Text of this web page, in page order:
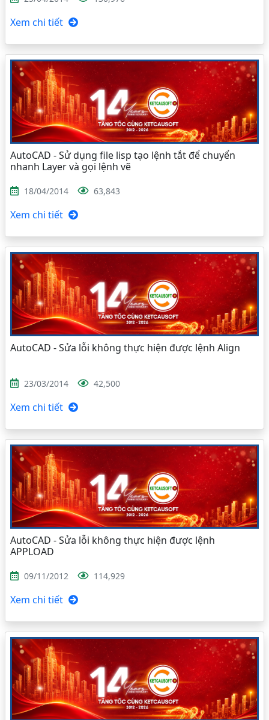
Xem chi tiết
AutoCAD - Sử dụng file lisp tạo lệnh tắt để chuyển
nhanh Layer và gọi lệnh vẽ
18/04/2014 63,843
Xem chi tiết
AutoCAD - Sửa lỗi không thực hiện được lệnh Align
23/03/2014 42,500
Xem chi tiết
AutoCAD - Sửa lỗi không thực hiện được lệnh
APPLOAD
09/11/2012 114,929
Xem chi tiết